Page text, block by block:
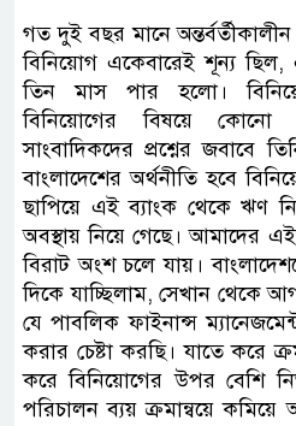
গত দুই বছর মানে
বিনিয়োগ একেবারেই শূন্য
তিন মাস পার হলো।
বিনিয়োগের বিষয়ে কোনো
সাংবাদিকদের প্রশ্নের জবাবে
বাংলাদেশের অর্থনীতি হবে
ছাপিয়ে এই ব্যাংক থেকে ঋণ
অবস্থায় নিয়ে গেছে। আমাদের
বিরাট অংশ চলে যায়।
দিকে যাচ্ছিলাম, সেখান থেকে
যে পাবলিক ফাইনান্স
করার চেষ্টা করছি। যাতে করে
করে বিনিয়োগের উপর বেশি
পরিচালন ব্যয় ক্রমান্বয়ে